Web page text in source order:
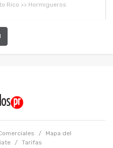
Rico >> Hormigueros
/
Mapa del
/ Tarifas